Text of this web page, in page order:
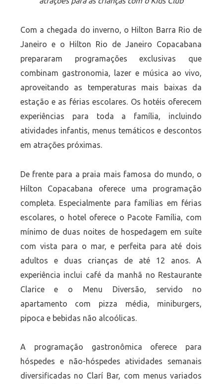
Com a chegada do inverno, o Hilton Barra Rio de
Janeiro e o Hilton Rio de Janeiro Copacabana
prepararam programações exclusivas que
combinam gastronomia, lazer e música ao vivo,
aproveitando as temperaturas mais baixas da
estação e as férias escolares. Os hotéis oferecem
experiências para toda a família, incluindo
atividades infantis, menus temáticos e descontos
em atrações próximas.
De frente para a praia mais famosa do mundo, o
Hilton Copacabana oferece uma programação
completa. Especialmente para famílias em férias
escolares, o hotel oferece o Pacote Família, com
mínimo de duas noites de hospedagem em suíte
com vista para o mar, e perfeita para até dois
adultos e duas crianças de até 12 anos. A
experiência inclui café da manhã no Restaurante
Clarice e o Menu Diversão, servido no
apartamento com pizza média, miniburgers,
pipoca e bebidas não alcoólicas.
A programação gastronômica oferece para
hóspedes e não-hóspedes atividades semanais
diversificadas no Clarí Bar, com menus variados